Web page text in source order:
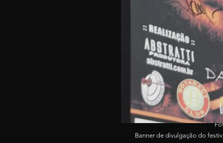
Banner de divulgação do